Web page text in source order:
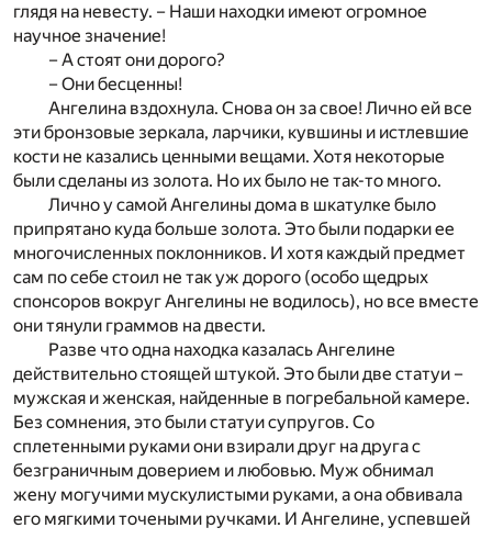
глядя на невесту. – Наши находки имеют огромное
научное значение!
– А стоят они дорого?
– Они бесценны!
Ангелина вздохнула. Снова он за свое! Лично ей все
эти бронзовые зеркала, ларчики, кувшины и истлевшие
кости не казались ценными вещами. Хотя некоторые
были сделаны из золота. Но их было не так-то много.
Лично у самой Ангелины дома в шкатулке было
припрятано куда больше золота. Это были подарки ее
многочисленных поклонников. И хотя каждый предмет
сам по себе стоил не так уж дорого (особо щедрых
спонсоров вокруг Ангелины не водилось), но все вместе
они тянули граммов на двести.
Разве что одна находка казалась Ангелине
действительно стоящей штукой. Это были две статуи –
мужская и женская, найденные в погребальной камере.
Без сомнения, это были статуи супругов. Со
сплетенными руками они взирали друг на друга с
безграничным доверием и любовью. Муж обнимал
жену могучими мускулистыми руками, а она обвивала
его мягкими точеными ручками. И Ангелине, успевшей